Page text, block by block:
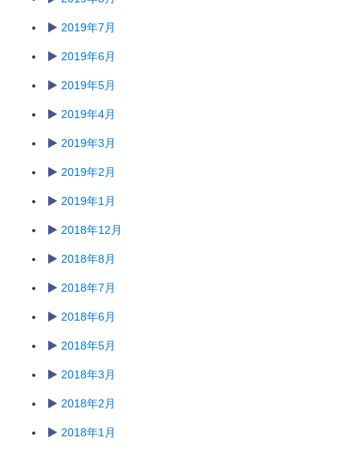
2019年7月
2019年6月
2019年5月
2019年4月
2019年3月
2019年2月
2019年1月
2018年12月
2018年8月
2018年7月
2018年6月
2018年5月
2018年3月
2018年2月
2018年1月